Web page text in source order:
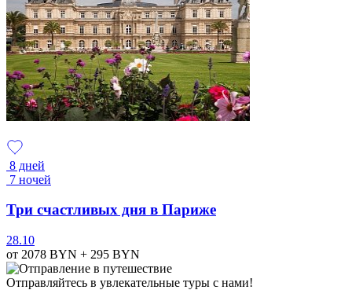
8 дней
7 ночей
Три счастливых дня в Париже
28.10
от 2078 BYN + 295 BYN
Отправляйтесь в увлекательные туры с нами!